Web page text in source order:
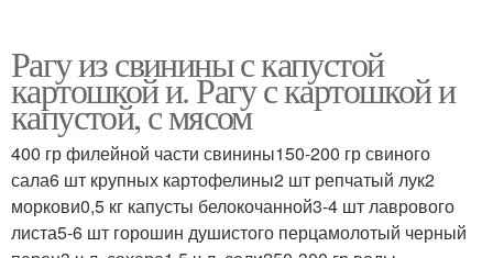
Рагу из свинины с капустой
картошкой и. Рагу с картошкой и
капустой, с мясом
400 гр филейной части свинины150-200 гр свиного
сала6 шт крупных картофелины2 шт репчатый лук2
моркови0,5 кг капусты белокочанной3-4 шт лаврового
листа5-6 шт горошин душистого перцамолотый черный